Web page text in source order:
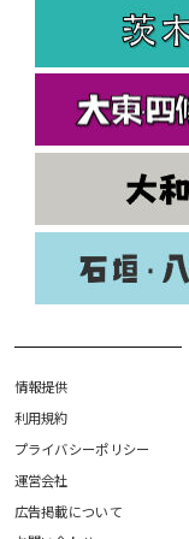
情報提供
利用規約
プライバシーポリシー
運営会社
広告掲載について